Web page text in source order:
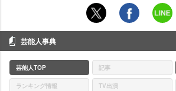
芸能人事典
芸能人TOP 記事
ランキング情報 TV出演